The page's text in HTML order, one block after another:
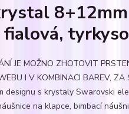
JE MOŽNO ZHOTOVIT
I V KOMBINACI BAREV, ZA
designu s krystaly Swarovski
na klapce, bimbací